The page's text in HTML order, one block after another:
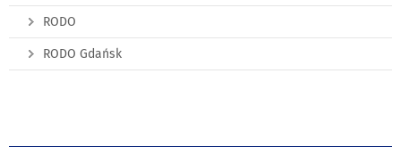
RODO
RODO Gdańsk